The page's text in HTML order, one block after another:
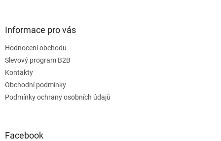
Informace pro vás
Hodnocení obchodu
Slevový program B2B
Kontakty
Obchodní podmínky
Podmínky ochrany osobních údajů
Facebook